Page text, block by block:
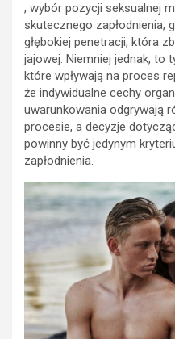
, wybór pozycji seksualnej
skutecznego zapłodnienia,
głębokiej penetracji, która
jajowej. Niemniej jednak, to
które wpływają na proces
że indywidualne cechy
uwarunkowania odgrywają
procesie, a decyzje
powinny być jedynym
zapłodnienia.